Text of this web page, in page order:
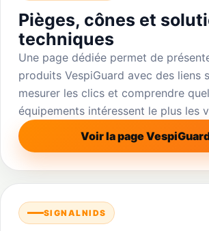
Pièges, cônes et
techniques
Une page dédiée permet de
produits VespiGuard avec des liens
mesurer les clics et comprendre
équipements intéressent le plus les
Voir la page
SIGNALNIDS